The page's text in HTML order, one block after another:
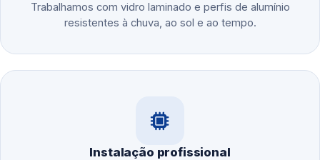
Trabalhamos com vidro laminado e perfis de alumínio
resistentes à chuva, ao sol e ao tempo.
Instalação profissional